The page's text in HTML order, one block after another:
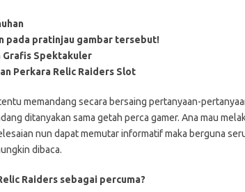
pada pratinjau gambar tersebut!
Grafis Spektakuler
Perkara Relic Raiders Slot
memandang secara bersaing pertanyaan-
ditanyakan sama getah perca gamer. Ana mau
nun dapat memutar informatif maka berguna
dibaca.
Raiders sebagai percuma?